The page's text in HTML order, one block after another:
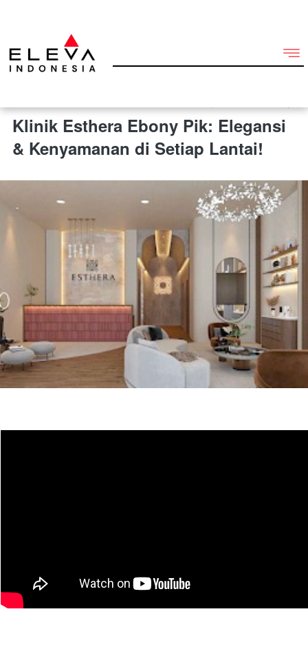
Klinik Esthera Ebony Pik: Elegansi
& Kenyamanan di Setiap Lantai!